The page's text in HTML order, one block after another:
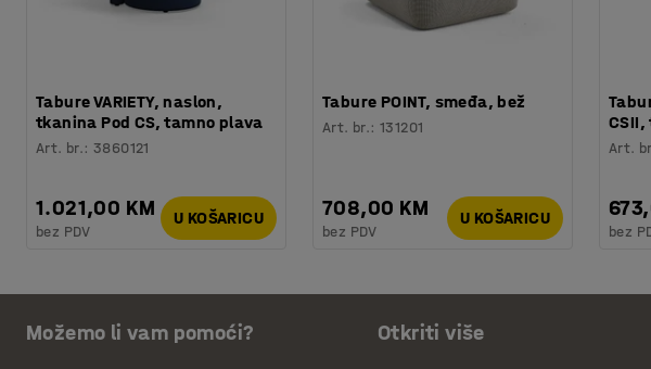
Tabure VARIETY, naslon,
tkanina Pod CS, tamno plava
Art. br.:3860121
1.021,00 KM
bez PDV
U KOŠARICU
Tabure POINT, smeđa, bež
Art. br.:131201
708,00 KM
bez PDV
U KOŠARICU
Art.
bez
Možemo li vam pomoći? Otkriti više